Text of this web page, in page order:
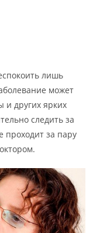
лишь
может
и других ярких
следить за
проходит за пару